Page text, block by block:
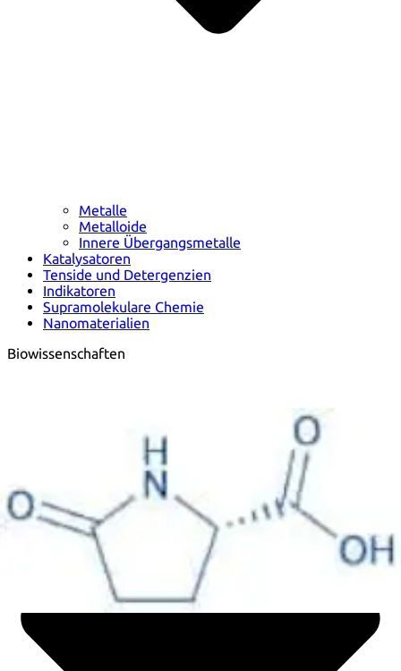
Metalle
Metalloide
Innere Übergangsmetalle
Katalysatoren
Tenside und Detergenzien
Indikatoren
Supramolekulare Chemie
Nanomaterialien
Biowissenschaften